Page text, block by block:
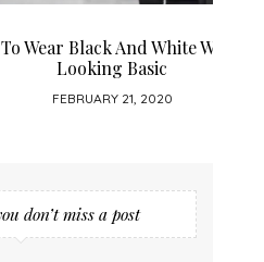
And White Without
Basic
21, 2020
don’t miss a post